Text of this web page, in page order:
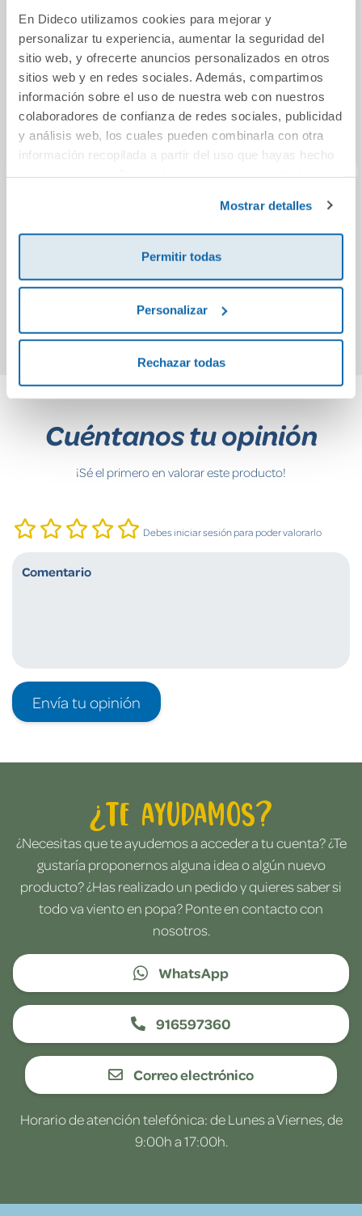
En Dideco utilizamos cookies para mejorar y
personalizar tu experiencia, aumentar la seguridad del
sitio web, y ofrecerte anuncios personalizados en otros
sitios web y en redes sociales. Además, compartimos
información sobre el uso de nuestra web con nuestros
colaboradores de confianza de redes sociales, publicidad
y análisis web, los cuales pueden combinarla con otra
información recopilada a partir del uso que hayas hecho
Mostrar detalles
Permitir todas
Personalizar
Rechazar todas
13,95€
Enjoying English
with pictograms 1.
Activity book 2
11,49€
Comprar
Cuéntanos tu opinión
¡Sé el primero en valorar este producto!
Debes iniciar sesión para poder valorarlo
Envía tu opinión
¿Te ayudamos?
¿Necesitas que te ayudemos a acceder a tu cuenta? ¿Te
gustaría proponernos alguna idea o algún nuevo
producto? ¿Has realizado un pedido y quieres saber si
todo va viento en popa? Ponte en contacto con
nosotros.
WhatsApp
916597360
Correo electrónico
Horario de atención telefónica: de Lunes a Viernes, de
9:00h a 17:00h.